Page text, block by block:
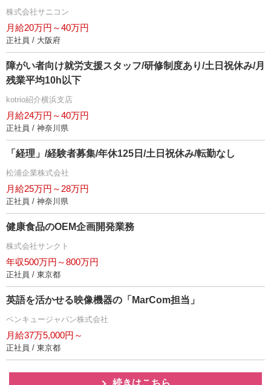
株式会社サニコン
月給20万円～40万円
正社員 / 大阪府
障がい者向け就労支援スタッフ/研修制度あり/土日祝休み/月
残業平均10h以下
kotrio紹介横浜支店
月給24万円～40万円
正社員 / 神奈川県
「経理」/経験者募集/年休125日/土日祝休み/転勤なし
松浦企業株式会社
月給25万円～28万円
正社員 / 神奈川県
健康食品のOEM企画開発業務
株式会社サンクト
年収500万円～800万円
正社員 / 東京都
英語を活かせる映像機器の「MarCom担当」
ベンキュージャパン株式会社
月給37万5,000円～
正社員 / 東京都
続きはこちら